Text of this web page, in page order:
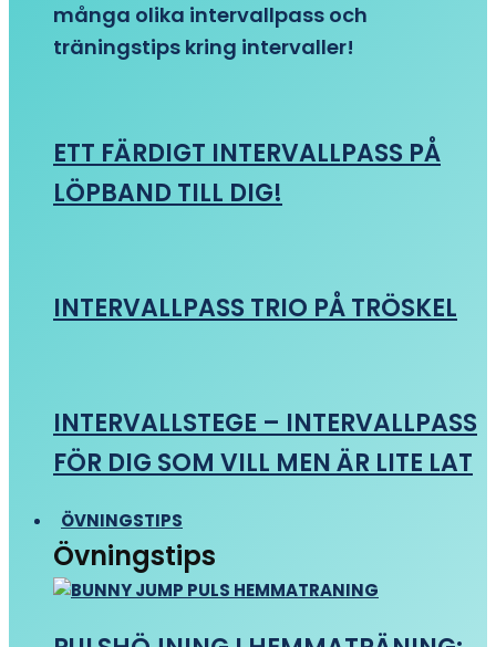
många olika intervallpass och
träningstips kring intervaller!
ETT FÄRDIGT INTERVALLPASS PÅ
LÖPBAND TILL DIG!
INTERVALLPASS TRIO PÅ TRÖSKEL
INTERVALLSTEGE – INTERVALLPASS
FÖR DIG SOM VILL MEN ÄR LITE LAT
ÖVNINGSTIPS
Övningstips